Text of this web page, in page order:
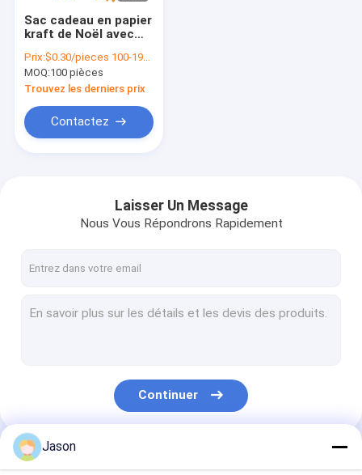
Sac cadeau en papier
kraft de Noël avec
pour la fête de Noël
Prix:$0.30/pieces 100-1999 pieces
MOQ:100 pièces
Trouvez les derniers prix
Contactez
Laisser Un Message
Nous Vous Répondrons Rapidement
Continuer
Nos Catégories
Jason